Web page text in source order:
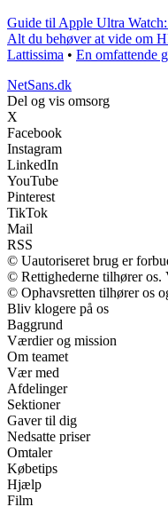
Guide til Apple Ultra
Alt du behøver at vide om
Lattissima • En omfattende
NetSans.dk
Del og vis omsorg
X
Facebook
Instagram
LinkedIn
YouTube
Pinterest
TikTok
Mail
RSS
© Uautoriseret brug er
© Rettighederne tilhører os.
© Ophavsretten tilhører os
Bliv klogere på os
Baggrund
Værdier og mission
Om teamet
Vær med
Afdelinger
Sektioner
Gaver til dig
Nedsatte priser
Omtaler
Købetips
Hjælp
Film